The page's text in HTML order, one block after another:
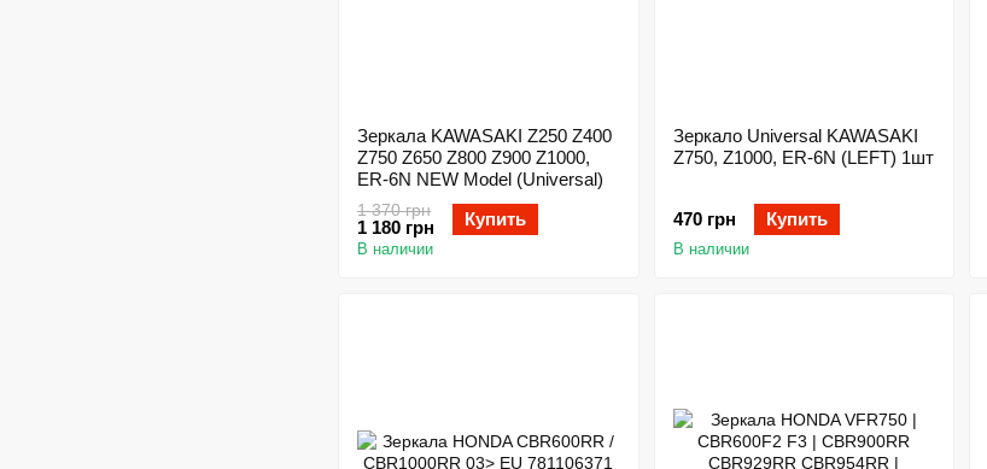
Зеркала KAWASAKI Z250 Z400
Z750 Z650 Z800 Z900 Z1000,
ER-6N NEW Model (Universal)
1 370 грн
1 180 грн Купить
В наличии
Зеркало Universal KAWASAKI
Z750, Z1000, ER-6N (LEFT) 1шт
470 грн Купить
В наличии